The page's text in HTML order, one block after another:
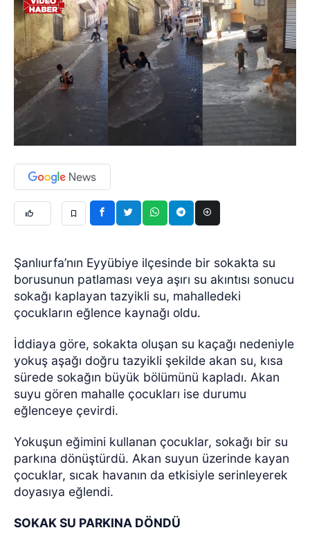
Şanlıurfa’nın Eyyübiye ilçesinde bir sokakta su
borusunun patlaması veya aşırı su akıntısı sonucu
sokağı kaplayan tazyikli su, mahalledeki
çocukların eğlence kaynağı oldu.
İddiaya göre, sokakta oluşan su kaçağı nedeniyle
yokuş aşağı doğru tazyikli şekilde akan su, kısa
sürede sokağın büyük bölümünü kapladı. Akan
suyu gören mahalle çocukları ise durumu
eğlenceye çevirdi.
Yokuşun eğimini kullanan çocuklar, sokağı bir su
parkına dönüştürdü. Akan suyun üzerinde kayan
çocuklar, sıcak havanın da etkisiyle serinleyerek
doyasıya eğlendi.
SOKAK SU PARKINA DÖNDÜ